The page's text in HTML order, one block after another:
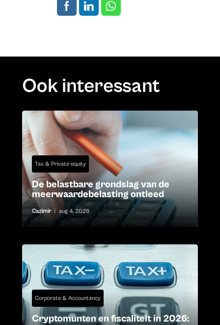
Ook interessant
Tax & Private equity
De belastbare grondslag van de
meerwaardebelasting ontleed
Cazimir aug 4, 2026
Corporate & Accountancy
Cryptomunten en fiscaliteit in 2026: